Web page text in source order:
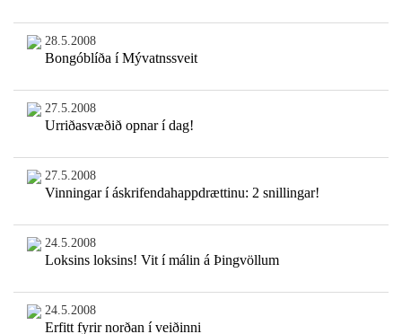
28.5.2008
Bongóblíða í Mývatnssveit
27.5.2008
Urriðasvæðið opnar í dag!
27.5.2008
Vinningar í áskrifendahappdrættinu: 2 snillingar!
24.5.2008
Loksins loksins! Vit í málin á Þingvöllum
24.5.2008
Erfitt fyrir norðan í veiðinni